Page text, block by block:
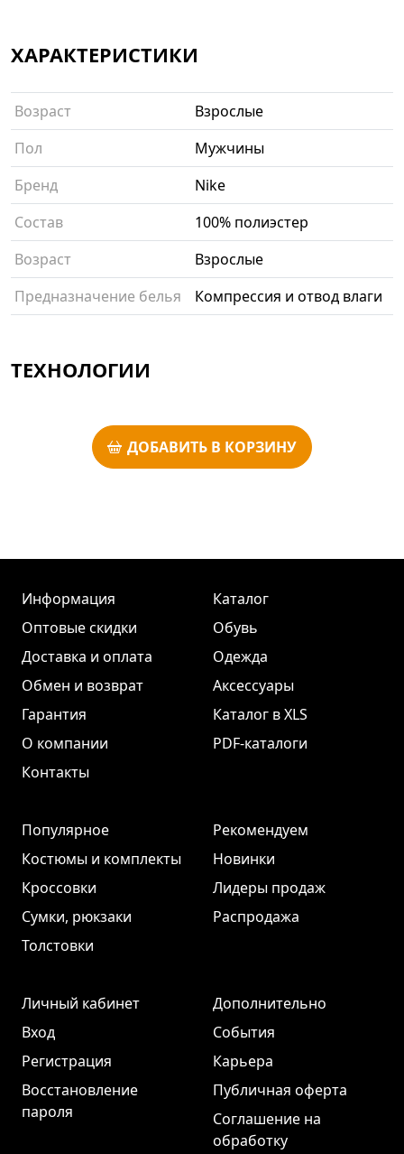
ХАРАКТЕРИСТИКИ
Возраст
Взрослые
Пол
Мужчины
Бренд
Nike
Состав
100% полиэстер
Возраст
Взрослые
Предназначение белья
Компрессия и отвод влаги
ТЕХНОЛОГИИ
ДОБАВИТЬ В КОРЗИНУ
Информация
Оптовые скидки
Доставка и оплата
Обмен и возврат
Гарантия
О компании
Контакты
Каталог
Обувь
Одежда
Аксессуары
Каталог в XLS
PDF-каталоги
Популярное
Костюмы и комплекты
Кроссовки
Сумки, рюкзаки
Толстовки
Рекомендуем
Новинки
Лидеры продаж
Распродажа
Личный кабинет
Вход
Регистрация
Восстановление
пароля
Дополнительно
События
Карьера
Публичная оферта
Соглашение на
обработку